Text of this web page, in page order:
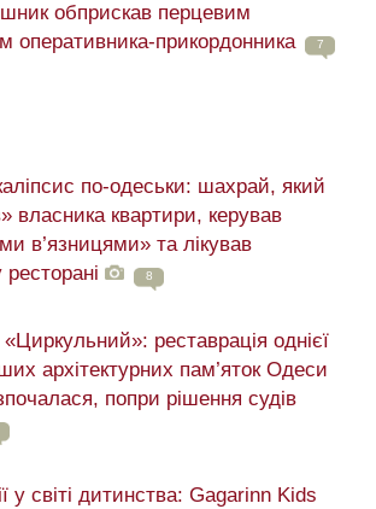
обприскав перцевим
оперативника-прикордонника
7
по-одеськи: шахрай, який
власника квартири, керував
в’язницями» та лікував
ресторані
8
реставрація однієї
архітектурних пам’яток Одеси
попри рішення судів
у світі дитинства: Gagarinn Kids